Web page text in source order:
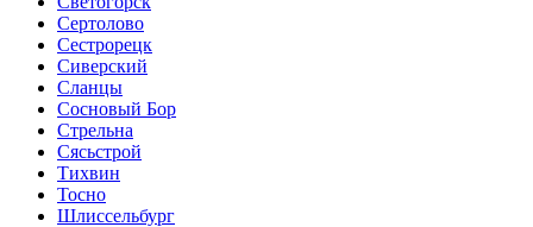
Сертолово
Сестрорецк
Сиверский
Сланцы
Сосновый Бор
Стрельна
Сясьстрой
Тихвин
Тосно
Шлиссельбург